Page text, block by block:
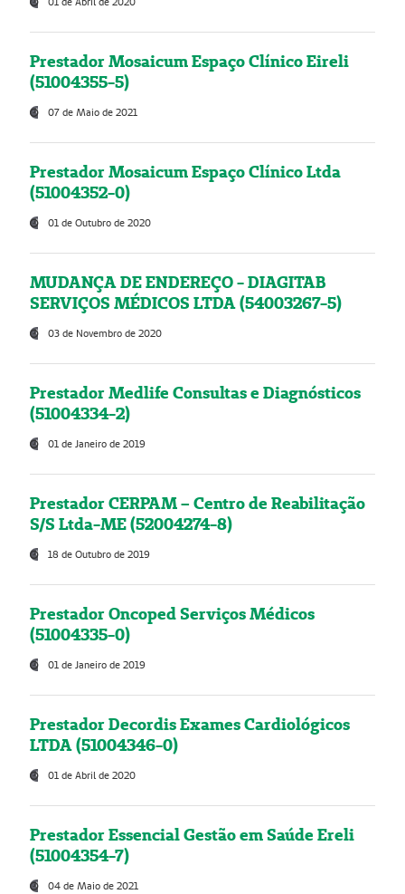
Prestador Mosaicum Espaço Clínico Eireli
(51004355-5)
07 de Maio de 2021
Prestador Mosaicum Espaço Clínico Ltda
(51004352-0)
01 de Outubro de 2020
MUDANÇA DE ENDEREÇO - DIAGITAB
SERVIÇOS MÉDICOS LTDA (54003267-5)
03 de Novembro de 2020
Prestador Medlife Consultas e Diagnósticos
(51004334-2)
01 de Janeiro de 2019
Prestador CERPAM – Centro de Reabilitação
S/S Ltda-ME (52004274-8)
18 de Outubro de 2019
Prestador Oncoped Serviços Médicos
(51004335-0)
01 de Janeiro de 2019
Prestador Decordis Exames Cardiológicos
LTDA (51004346-0)
01 de Abril de 2020
Prestador Essencial Gestão em Saúde Ereli
(51004354-7)
04 de Maio de 2021